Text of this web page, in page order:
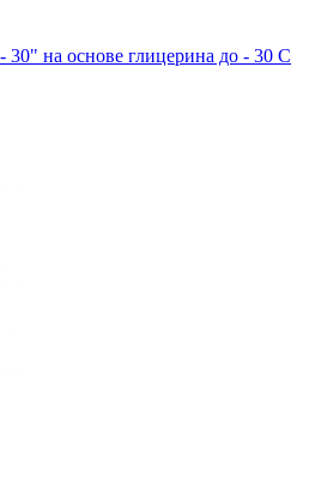
30" на основе глицерина до - 30 С